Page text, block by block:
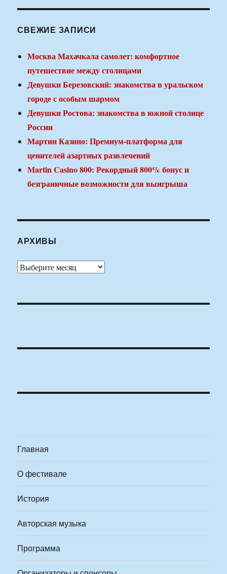
СВЕЖИЕ ЗАПИСИ
Москва Махачкала самолет: комфортное
путешествие между столицами
Девушки Березовский: знакомства в уральском
городе с особым шармом
Девушки Ростова: знакомства в южной столице
России
Мартин Казино: Премиум-платформа для
ценителей азартных развлечений
Martin Casino 800: Рекордный 800% бонус и
безграничные возможности для выигрыша
АРХИВЫ
Архивы
Главная
О фестивале
История
Авторская музыка
Программа